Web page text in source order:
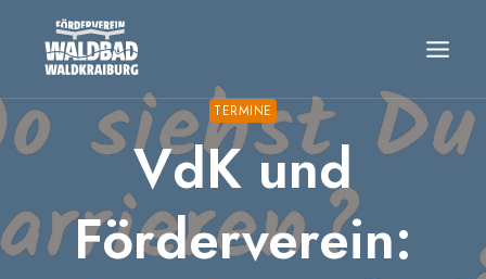
springen
TERMINE
VdK und
Förderverein: